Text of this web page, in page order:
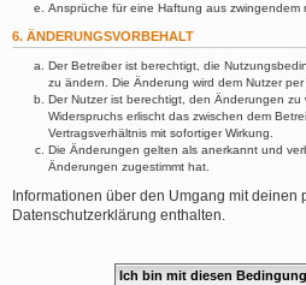
Ansprüche für eine Haftung aus zwingendem
6. ÄNDERUNGSVORBEHALT
Der Betreiber ist berechtigt, die
zu ändern. Die Änderung wird dem Nutzer per
Der Nutzer ist berechtigt, den Änderungen zu
Widerspruchs erlischt das zwischen dem
Vertragsverhältnis mit sofortiger Wirkung.
Die Änderungen gelten als anerkannt und
Änderungen zugestimmt hat.
Informationen über den Umgang mit
Datenschutzerklärung enthalten.